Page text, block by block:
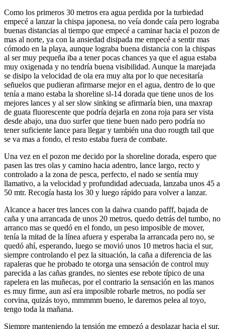
Como los primeros 30 metros era agua perdida por la turbiedad
empecé a lanzar la chispa japonesa, no veía donde caía pero lograba
buenas distancias al tiempo que empecé a caminar hacia el pozon de
mas al norte, ya con la ansiedad disipada me empecé a sentir mas
cómodo en la playa, aunque lograba buena distancia con la chispas
al ser muy pequeña iba a tener pocas chances ya que el agua estaba
muy oxigenada y no tendría buena visibilidad. Aunque la marejada
se disipo la velocidad de ola era muy alta por lo que necesitaría
señuelos que pudieran afirmarse mejor en el agua, dentro de lo que
tenía a mano estaba la shoreline sl-14 dorada que tiene unos de los
mejores lances y al ser slow sinking se afirmaría bien, una maxrap
de guata fluorescente que podría dejarla en zona roja para ser vista
desde abajo, una duo surfer que tiene buen nado pero podría no
tener suficiente lance para llegar y también una duo rougth tail que
se va mas a fondo, el resto estaba fuera de combate.
Una vez en el pozon me decido por la shoreline dorada, espero que
pasen las tres olas y camino hacia adentro, lance largo, recto y
controlado a la zona de pesca, perfecto, el nado se sentía muy
llamativo, a la velocidad y profundidad adecuada, lanzaba unos 45 a
50 mtr. Recogía hasta los 30 y luego rápido para volver a lanzar.
Alcance a hacer tres lances con la daiwa cuando pafff, bajada de
caña y una arrancada de unos 20 metros, quedo detrás del tumbo, no
arranco mas se quedó en el fondo, un peso imposible de mover,
tenía la mitad de la línea afuera y esperaba la arrancada pero no, se
quedó ahí, esperando, luego se movió unos 10 metros hacia el sur,
siempre controlando el pez la situación, la caña a diferencia de las
rapaleras que he probado te otorga una sensación de control muy
parecida a las cañas grandes, no sientes ese rebote típico de una
rapelera en las muñecas, por el contrario la sensación en las manos
es muy firme, aun así era imposible robarle metros, no podía ser
corvina, quizás toyo, mmmmm bueno, le daremos pelea al toyo,
tengo toda la mañana.
Siempre manteniendo la tensión me empezó a desplazar hacia el sur,